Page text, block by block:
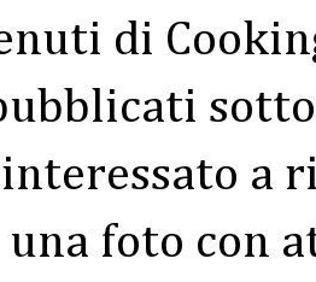
di
interessato a
una foto con